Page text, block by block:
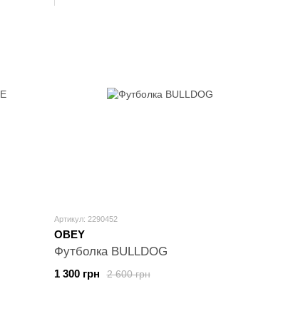
Артикул: 2290452
OBEY
Футболка BULLDOG
2 600 грн
1 300 грн